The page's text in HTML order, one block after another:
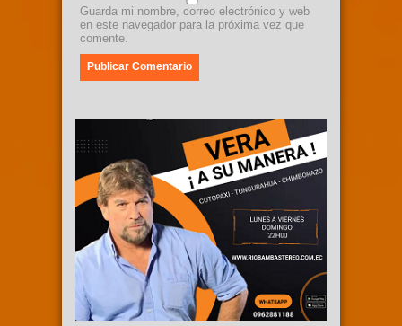
Guarda mi nombre, correo electrónico y web
en este navegador para la próxima vez que
comente.